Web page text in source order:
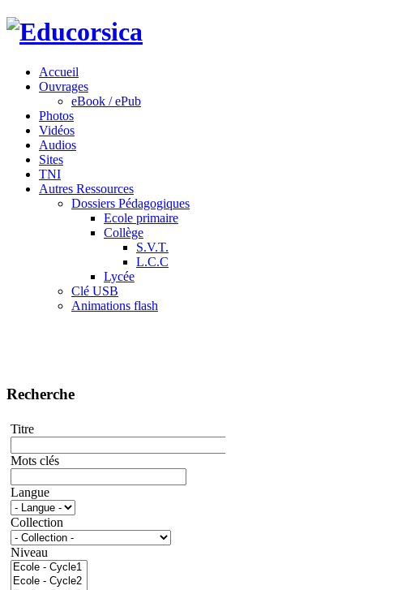
Accueil
Ouvrages
eBook / ePub
Photos
Vidéos
Audios
Sites
TNI
Autres Ressources
Dossiers Pédagogiques
Ecole primaire
Collège
S.V.T.
L.C.C
Lycée
Clé USB
Animations flash
Recherche
Titre
Mots clés
Langue
Collection
Niveau